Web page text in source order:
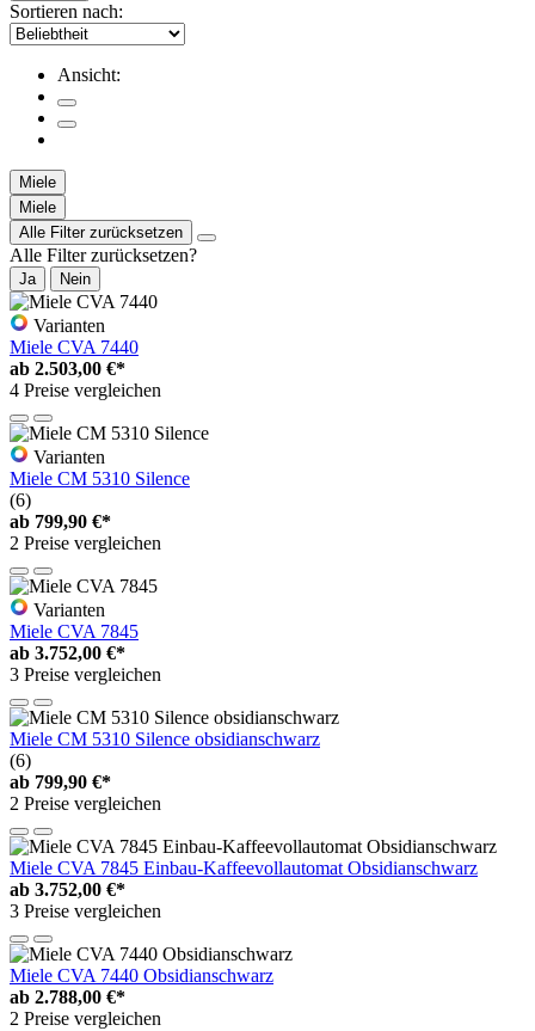
Sortieren nach:
Ansicht:
Miele
Miele
Alle Filter zurücksetzen
Alle Filter zurücksetzen?
Ja Nein
Varianten
Miele CVA 7440
ab 2.503,00 €*
4 Preise vergleichen
Varianten
Miele CM 5310 Silence
(6)
ab 799,90 €*
2 Preise vergleichen
Varianten
Miele CVA 7845
ab 3.752,00 €*
3 Preise vergleichen
Miele CM 5310 Silence obsidianschwarz
(6)
ab 799,90 €*
2 Preise vergleichen
Miele CVA 7845 Einbau-Kaffeevollautomat Obsidianschwarz
ab 3.752,00 €*
3 Preise vergleichen
Miele CVA 7440 Obsidianschwarz
ab 2.788,00 €*
2 Preise vergleichen